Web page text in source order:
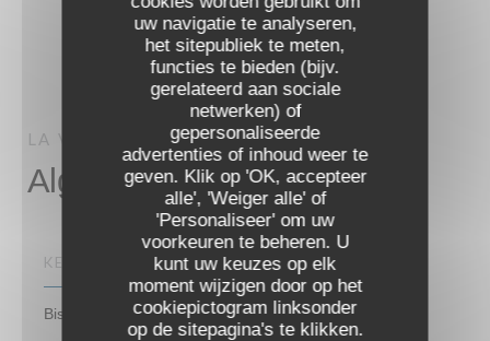
uw navigatie te analyseren,
het sitepubliek te meten,
functies te bieden (bijv.
gerelateerd aan sociale
netwerken) of
gepersonaliseerde
advertenties of inhoud weer te
geven. Klik op 'OK, accepteer
alle', 'Weiger alle' of
'Personaliseer' om uw
voorkeuren te beheren. U
kunt uw keuzes op elk
moment wijzigen door op het
cookiepictogram linksonder
op de sitepagina's te klikken.
LA VERAISON PARIS
Algemene informatie
KEUKEN
Bistronomique
LA VERAISON